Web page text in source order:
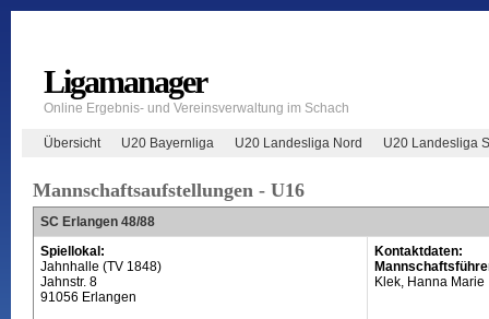
Ligamanager
Online Ergebnis- und Vereinsverwaltung im Schach
Übersicht U20 Bayernliga U20 Landesliga Nord U20 Landesliga
Mannschaftsaufstellungen - U16
SC Erlangen 48/88
Spiellokal:
Jahnhalle (TV 1848)
Jahnstr. 8
91056 Erlangen
Kontaktdaten:
Klek, Hanna Marie